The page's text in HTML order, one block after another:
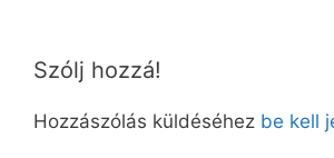
Szólj hozzá!
Hozzászólás küldéséhez be kell